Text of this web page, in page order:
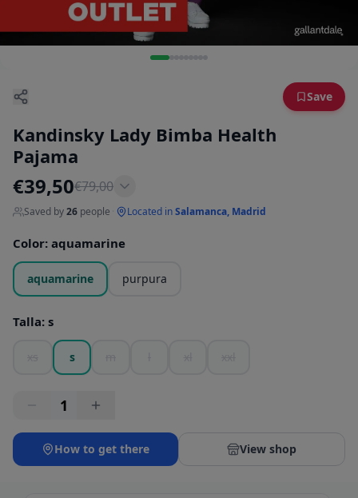
Save
Kandinsky Lady Bimba Health
Pajama
€39,50€79,00
Saved by26 people Located inSalamanca, Madrid
Color: aquamarine
aquamarine purpura
Talla: s
s
1
How to get there View shop